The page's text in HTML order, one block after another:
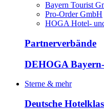
Bayern Tourist
Pro-Order GmbH
HOGA Hotel-
Partnerverbände
DEHOGA
Sterne & mehr
Deutsche